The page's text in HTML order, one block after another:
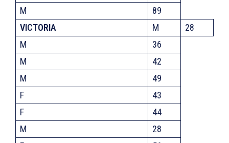
M
89
VICTORIA
M
28
M
36
M
42
M
49
F
43
F
44
M
28